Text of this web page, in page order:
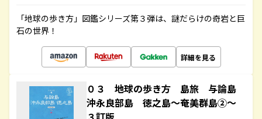
「地球の歩き方」図鑑シリーズ第３弾は、謎だらけの奇岩と巨
石の世界！
詳細を見る
０３ 地球の歩き方 島旅 与論島
沖永良部島 徳之島～奄美群島②～